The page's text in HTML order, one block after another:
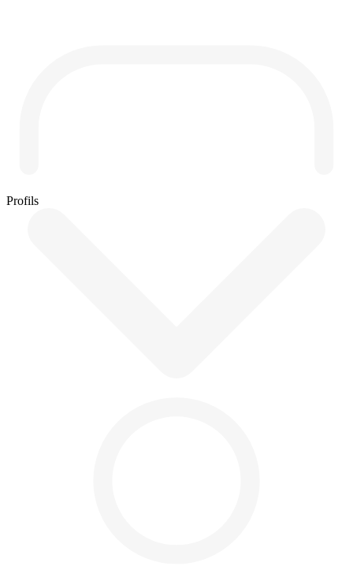
Profils